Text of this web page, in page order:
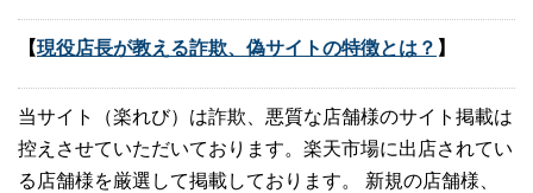
【現役店長が教える詐欺、偽サイトの特徴とは？ 】
当サイト（楽れび）は詐欺、悪質な店舗様のサイト掲載は
控えさせていただいております。楽天市場に出店されてい
る店舗様を厳選して掲載しております。 新規の店舗様、